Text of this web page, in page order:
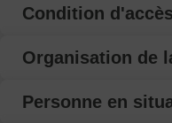
Condition d'accès
Organisation de
Personne en